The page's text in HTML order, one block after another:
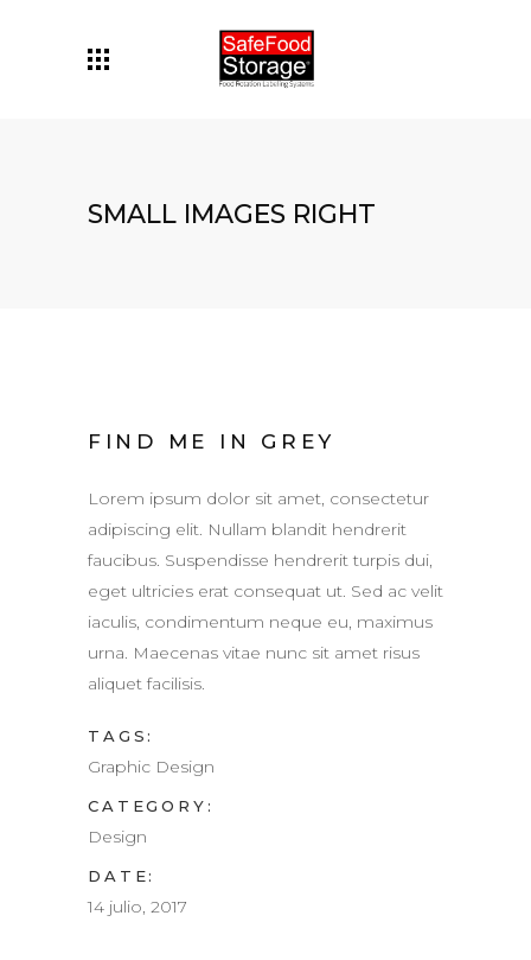
SMALL IMAGES RIGHT
FIND ME IN GREY
Lorem ipsum dolor sit amet, consectetur
adipiscing elit. Nullam blandit hendrerit
faucibus. Suspendisse hendrerit turpis dui,
eget ultricies erat consequat ut. Sed ac velit
iaculis, condimentum neque eu, maximus
urna. Maecenas vitae nunc sit amet risus
aliquet facilisis.
TAGS:
Graphic Design
CATEGORY:
Design
DATE:
14 julio, 2017